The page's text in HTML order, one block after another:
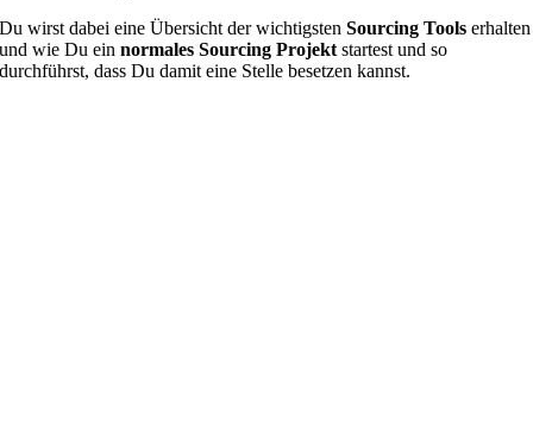
Du wirst dabei eine Übersicht der wichtigstenSourcing Tools erhalten
und wie Du einnormales Sourcing Projekt startest und so
durchführst, dass Du damit eine Stelle besetzen kannst.